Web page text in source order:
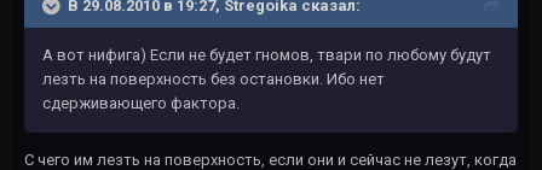
В 29.08.2010 в 19:27, Stregoika сказал:
А вот нифига) Если не будет гномов, твари по любому будут
лезть на поверхность без остановки. Ибо нет
сдерживающего фактора.
С чего им лезть на поверхность, если они и сейчас не лезут, когда